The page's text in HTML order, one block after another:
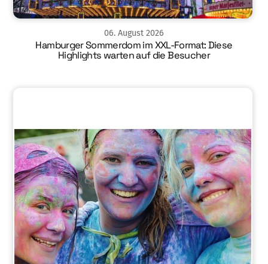
06. August 2026
Hamburger Sommerdom im XXL-Format: Diese
Highlights warten auf die Besucher